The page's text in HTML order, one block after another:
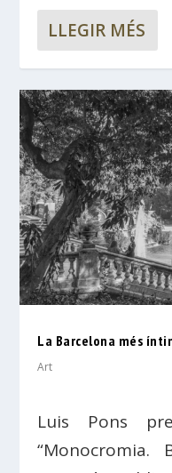
LLEGIR MÉS
La Barcelona més
Art
Luis Pons
“Monocromia.